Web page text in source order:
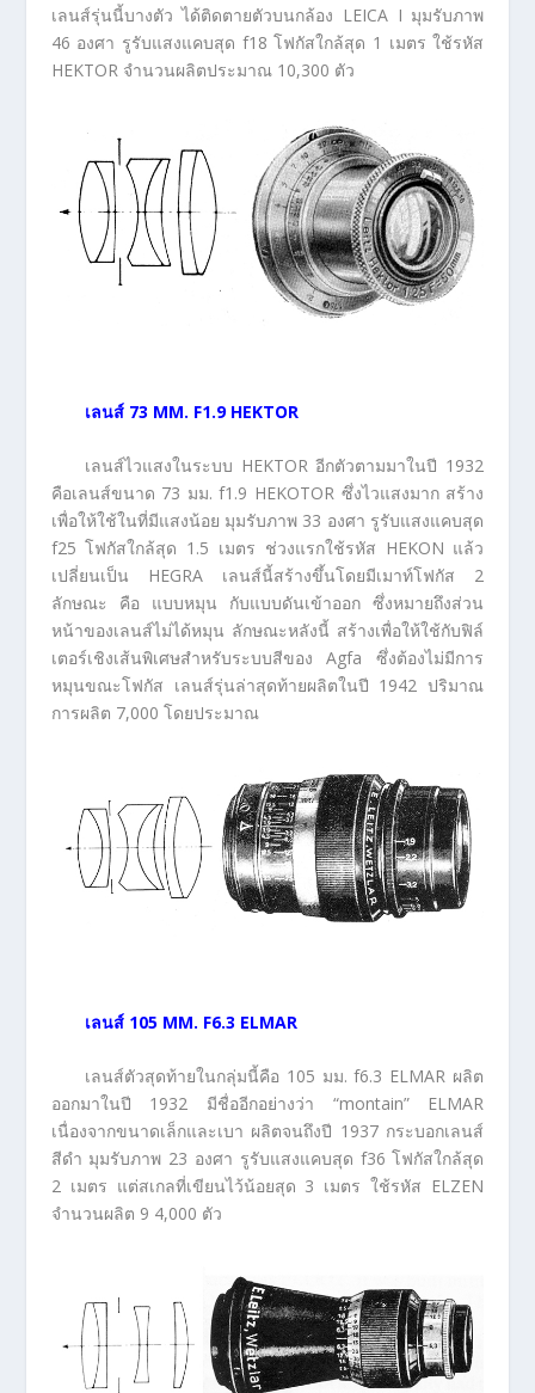
เลนส์รุ่นนี้บางตัว ได้ติดตายตัวบนกล้อง LEICA I มุมรับภาพ
46 องศา รูรับแสงแคบสุด f18 โฟกัสใกล้สุด 1 เมตร ใช้รหัส
HEKTOR จำนวนผลิตประมาณ 10,300 ตัว
เลนส์ 73 MM. F1.9 HEKTOR
เลนส์ไวแสงในระบบ HEKTOR อีกตัวตามมาในปี 1932
คือเลนส์ขนาด 73 มม. f1.9 HEKOTOR ซึ่งไวแสงมาก สร้าง
เพื่อให้ใช้ในที่มีแสงน้อย มุมรับภาพ 33 องศา รูรับแสงแคบสุด
f25 โฟกัสใกล้สุด 1.5 เมตร ช่วงแรกใช้รหัส HEKON แล้ว
เปลี่ยนเป็น HEGRA เลนส์นี้สร้างขึ้นโดยมีเมาท์โฟกัส 2
ลักษณะ คือ แบบหมุน กับแบบดันเข้าออก ซึ่งหมายถึงส่วน
หน้าของเลนส์ไม่ได้หมุน ลักษณะหลังนี้ สร้างเพื่อให้ใช้กับฟิล์
เตอร์เชิงเส้นพิเศษสำหรับระบบสีของ Agfa ซึ่งต้องไม่มีการ
หมุนขณะโฟกัส เลนส์รุ่นล่าสุดท้ายผลิตในปี 1942 ปริมาณ
การผลิต 7,000 โดยประมาณ
เลนส์ 105 MM. F6.3 ELMAR
เลนส์ตัวสุดท้ายในกลุ่มนี้คือ 105 มม. f6.3 ELMAR ผลิต
ออกมาในปี 1932 มีชื่ออีกอย่างว่า “montain” ELMAR
เนื่องจากขนาดเล็กและเบา ผลิตจนถึงปี 1937 กระบอกเลนส์
สีดำ มุมรับภาพ 23 องศา รูรับแสงแคบสุด f36 โฟกัสใกล้สุด
2 เมตร แต่สเกลที่เขียนไว้น้อยสุด 3 เมตร ใช้รหัส ELZEN
จำนวนผลิต 9 4,000 ตัว